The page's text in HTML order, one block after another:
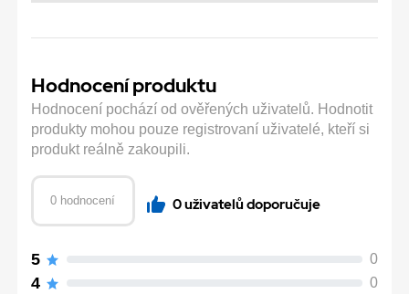
Hodnocení produktu
Hodnocení pochází od ověřených uživatelů. Hodnotit
produkty mohou pouze registrovaní uživatelé, kteří si
produkt reálně zakoupili.
0 hodnocení 0 uživatelů doporučuje
5 0
4 0